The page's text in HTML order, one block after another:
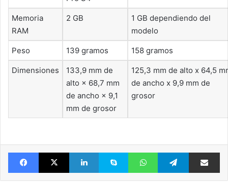
Memoria
RAM
2 GB
1 GB dependiendo del
modelo
Peso 139 gramos 158 gramos
Dimensiones
133,9 mm de
alto × 68,7 mm
de ancho × 9,1
mm de grosor
125,3 mm de alto x 64,5
de ancho x 9,9 mm de
grosor
FacebookX LinkedIn Skype WhatsAppTelegram